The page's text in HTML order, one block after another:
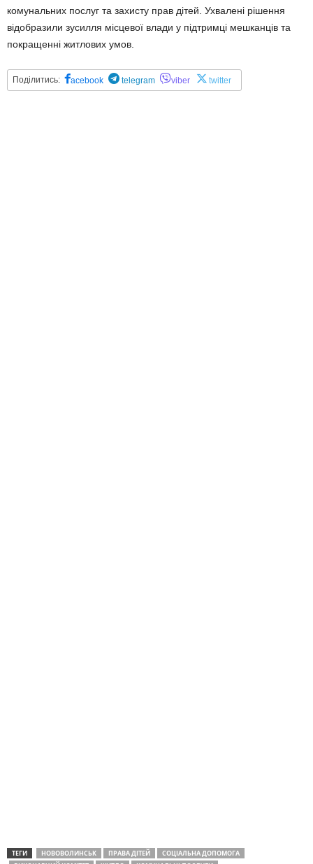
комунальних послуг та захисту прав дітей. Ухвалені рішення
відобразили зусилля місцевої влади у підтримці мешканців та
покращенні житлових умов.
Поділитись: acebook telegram viber twitter
ТЕГИ НОВОВОЛИНСЬК ПРАВА ДІТЕЙ
СОЦІАЛЬНА ДОПОМОГА